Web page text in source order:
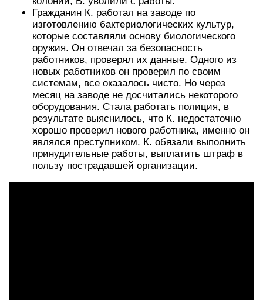
Гражданин К. работал на заводе по
изготовлению бактериологических культур,
которые составляли основу биологического
оружия. Он отвечал за безопасность
работников, проверял их данные. Одного из
новых работников он проверил по своим
системам, все оказалось чисто. Но через
месяц на заводе не досчитались некоторого
оборудования. Стала работать полиция, в
результате выяснилось, что К. недостаточно
хорошо проверил нового работника, именно он
являлся преступником. К. обязали выполнить
принудительные работы, выплатить штраф в
пользу пострадавшей организации.